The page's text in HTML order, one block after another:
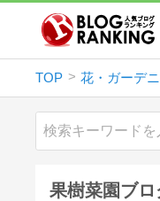
TOP 花・ガーデ
果樹菜園ブ